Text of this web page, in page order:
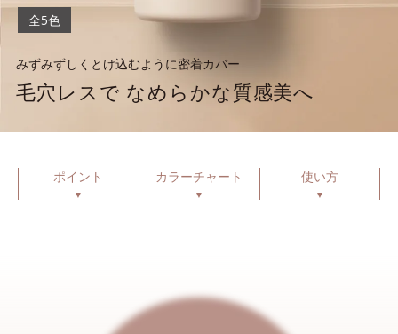
全5色
みずみずしくとけ込むように密着カバー
毛穴レスで なめらかな質感美へ
ポイント
▼
カラーチャート
▼
使い方
▼